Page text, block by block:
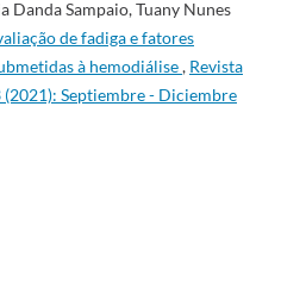
Danda Sampaio, Tuany Nunes
de fadiga e fatores
à hemodiálise, Revista
Septiembre - Diciembre